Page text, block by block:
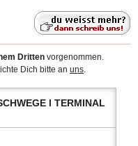
Dritten vorgenommen.
Dich bitte an uns.
l TERMINAL